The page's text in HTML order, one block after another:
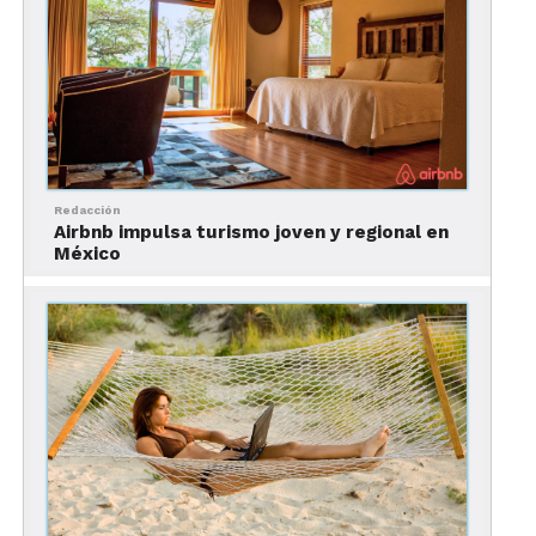
Es una opción excelente para viajeros que no
una experiencia distinta y más cercana a los
locales, así como tener acceso a las comodidades
de una casa.
¿Qué nos gustó?
La aplicación de Airbnb es bastante intuitiva, pues
te permite filtrar tus resultados dependiendo de
Redacción
Airbnb impulsa turismo joven y regional en
México